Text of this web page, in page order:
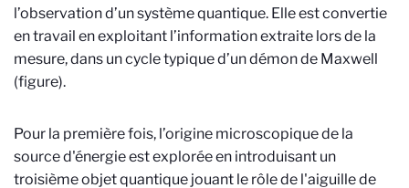
l’observation d’un système quantique. Elle est convertie
en travail en exploitant l’information extraite lors de la
mesure, dans un cycle typique d’un démon de Maxwell
(figure).
Pour la première fois, l’origine microscopique de la
source d'énergie est explorée en introduisant un
troisième objet quantique jouant le rôle de l'aiguille de